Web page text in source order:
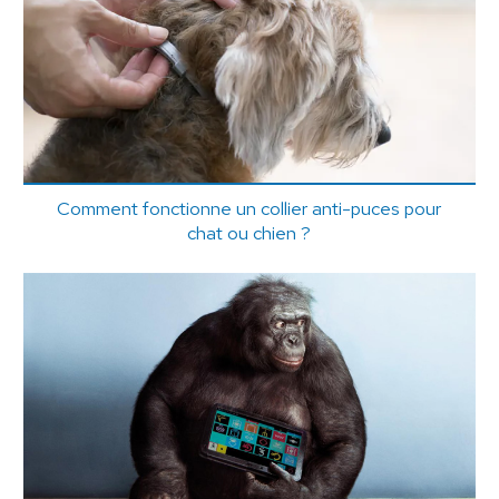
Comment fonctionne un collier anti-puces pour
chat ou chien ?